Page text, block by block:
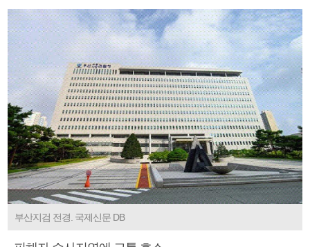
부산지검 전경. 국제신문 DB